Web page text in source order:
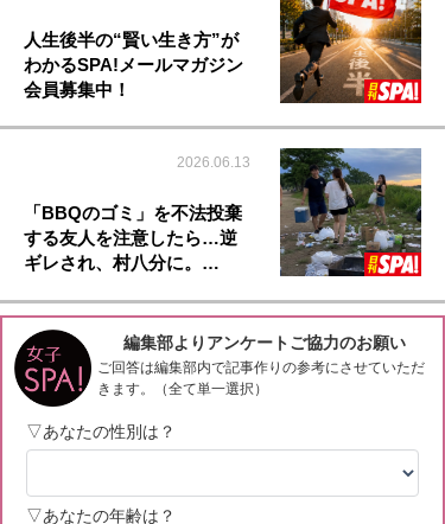
人生後半の“賢い生き方”が
わかるSPA!メールマガジン
会員募集中！
2026.06.13
「BBQのゴミ」を不法投棄
する友人を注意したら…逆
ギレされ、村八分に。…